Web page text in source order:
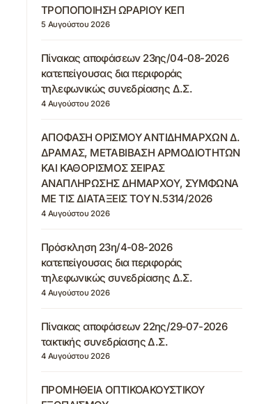
ΤΡΟΠΟΠΟΙΗΣΗ ΩΡΑΡΙΟΥ ΚΕΠ
5 Αυγούστου 2026
Πίνακας αποφάσεων 23ης/04-08-2026
κατεπείγουσας δια περιφοράς
τηλεφωνικώς συνεδρίασης Δ.Σ.
4 Αυγούστου 2026
ΑΠΟΦΑΣΗ ΟΡΙΣΜΟΥ ΑΝΤΙΔΗΜΑΡΧΩΝ Δ.
ΔΡΑΜΑΣ, ΜΕΤΑΒΙΒΑΣΗ ΑΡΜΟΔΙΟΤΗΤΩΝ
ΚΑΙ ΚΑΘΟΡΙΣΜΟΣ ΣΕΙΡΑΣ
ΑΝΑΠΛΗΡΩΣΗΣ ΔΗΜΑΡΧΟΥ, ΣΥΜΦΩΝΑ
ΜΕ ΤΙΣ ΔΙΑΤΑΞΕΙΣ ΤΟΥ Ν.5314/2026
4 Αυγούστου 2026
Πρόσκληση 23η/4-08-2026
κατεπείγουσας δια περιφοράς
τηλεφωνικώς συνεδρίασης Δ.Σ.
4 Αυγούστου 2026
Πίνακας αποφάσεων 22ης/29-07-2026
τακτικής συνεδρίασης Δ.Σ.
4 Αυγούστου 2026
ΠΡΟΜΗΘΕΙΑ ΟΠΤΙΚΟΑΚΟΥΣΤΙΚΟΥ